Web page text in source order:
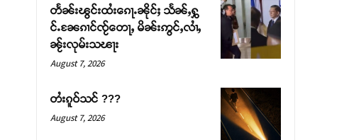
တႅၼ်းၽွင်းထႆးၵေႃႉၼိုင်ႈ သႅၼ်ႇႁွ
င်ႉၼႄၵၢင်ၸႂ်တေႃႇ မိၼ်းဢွင်ႇလၢႆႇ
ၼႂ်းလုမ်းသၽႃး
August 7, 2026
တႆးၵူဝ်သင် ???
August 7, 2026